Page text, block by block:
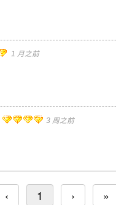
1 月之前
3 周之前
‹ 1 › »